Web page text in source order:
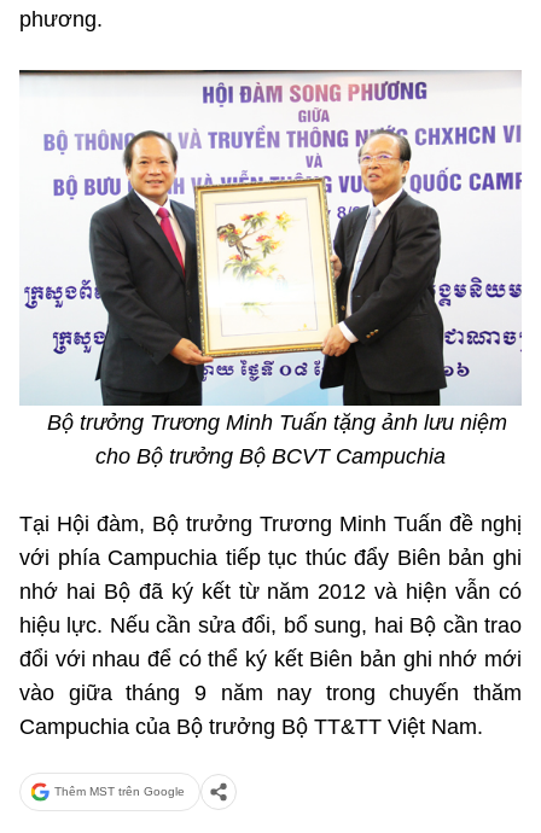
phương.
Bộ trưởng Trương Minh Tuấn tặng ảnh lưu niệm
cho Bộ trưởng Bộ BCVT Campuchia
Tại Hội đàm, Bộ trưởng Trương Minh Tuấn đề nghị
với phía Campuchia tiếp tục thúc đẩy Biên bản ghi
nhớ hai Bộ đã ký kết từ năm 2012 và hiện vẫn có
hiệu lực. Nếu cần sửa đổi, bổ sung, hai Bộ cần trao
đổi với nhau để có thể ký kết Biên bản ghi nhớ mới
vào giữa tháng 9 năm nay trong chuyến thăm
Campuchia của Bộ trưởng Bộ TT&TT Việt Nam.
Thêm MST trên Google